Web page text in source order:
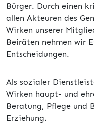
Bürger. Durch einen
allen Akteuren des
Wirken unserer
Beiräten nehmen wir
Entscheidungen.
Als sozialer
Wirken haupt- und
Beratung, Pflege und
Erziehung.